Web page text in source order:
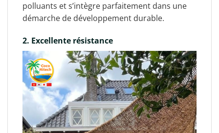
polluants et s’intègre parfaitement dans une
démarche de développement durable.
2. Excellente résistance